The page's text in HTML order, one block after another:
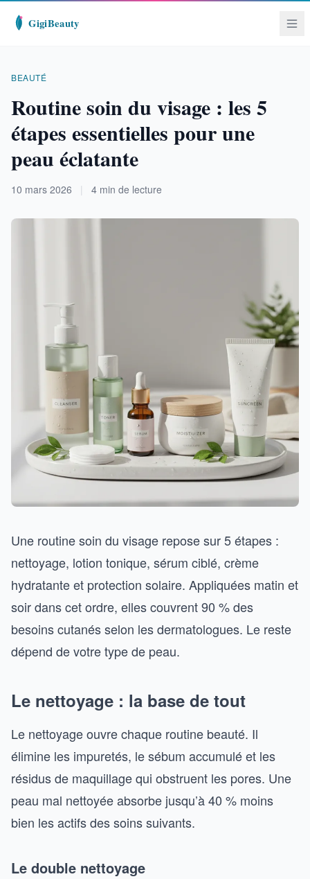
BEAUTÉ
Routine soin du visage : les 5
étapes essentielles pour une
peau éclatante
10 mars 2026 | 4 min de lecture
Une routine soin du visage repose sur 5 étapes :
nettoyage, lotion tonique, sérum ciblé, crème
hydratante et protection solaire. Appliquées matin et
soir dans cet ordre, elles couvrent 90 % des
besoins cutanés selon les dermatologues. Le reste
dépend de votre type de peau.
Le nettoyage : la base de tout
Le nettoyage ouvre chaque routine beauté. Il
élimine les impuretés, le sébum accumulé et les
résidus de maquillage qui obstruent les pores. Une
peau mal nettoyée absorbe jusqu’à 40 % moins
bien les actifs des soins suivants.
Le double nettoyage